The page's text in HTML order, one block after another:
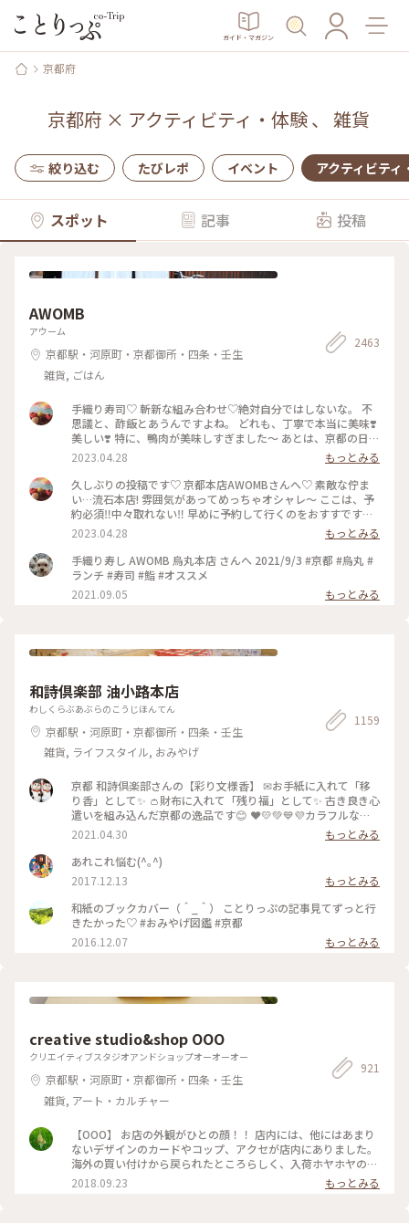
ガイド・マガジン
京都府
京都府 × アクティビティ・体験、 雑貨
絞り込む たびレポ イベント アクティビティ
スポット 記事 投稿
AWOMB
アウーム
京都駅・河原町・京都御所・四条・壬生
雑貨, ごはん
2463
手織り寿司♡ 斬新な組み合わせ♡絶対自分ではしないな。 不
思議と、酢飯とあうんですよね。 どれも、丁寧で本当に美味❣️
美しい❣️ 特に、鴨肉が美味しすぎました〜 あとは、京都の日本
酒🍶♡ 素敵時間でした〜 #わたしのことりっぷ旅 #AWOMB #
京都 #烏丸本店 #手織り寿司
2023.04.28
もっとみる
久しぶりの投稿です♡ 京都本店AWOMBさんへ♡ 素敵な佇ま
い…流石本店! 雰囲気があってめっちゃオシャレ〜 ここは、予
約必須‼︎中々取れない‼︎ 早めに予約して行くのをおすすです♡
GW人すごそうですね… #京都 #AWOMB #烏丸本店 #手織り寿
司
2023.04.28
もっとみる
手織り寿し AWOMB 烏丸本店 さんへ 2021/9/3 #京都 #烏丸 #
ランチ #寿司 #鮨 #オススメ
2021.09.05
もっとみる
和詩倶楽部 油小路本店
わしくらぶあぶらのこうじほんてん
京都駅・河原町・京都御所・四条・壬生
雑貨, ライフスタイル, おみやげ
1159
京都 和詩倶楽部さんの【彩り文様香】 ✉お手紙に入れて「移
り香」として✨ 👛財布に入れて「残り福」として✨ 古き良き心
遣いを組み込んだ京都の逸品です😊 ❤️💛💚💙💜カラフルな可
愛い「京もの」 持ってるだけで幸せな気持ちになりますよ〜(*
´ᵕ`*) ❁❀✿✾🤍香りは 白檀🤍❁❀✿✾ 伝統文様の説明は写真5
枚目を見てくださいね✨ * 白檀はふくよかで優美さを兼ね備え
高貴な心打つ香りがします(*´˘`*)♡♡♡ 大好きな香りです(｡･
ω･｡)❁。🌼.*･ﾟ .ﾟ･*. * 古代より人の心を捉え 和らげてきた香
り。 お寺にいるような落ち着いた気持ちになります😌 * 今日
で4月も最終日。 過ぎ行く春を名残惜しみ 桜のお香をたきまし
た･:*:･(*´ｴ｀*)･:*:･ 🌸桜だけど 白檀の香りです😆 🐱にゃんこ
のお香立てを見せたかったの〜😜 * 我慢がまんの連休ですが
ども教えていただきました〜😍 Webショップでも買えます
⤵︎ ︎下のスポットから ことりっぷさんの記事がご覧になれます
よ😊 * #花を愉しむ #ことりっぷ京都 #京都 #和紙 #彩り文様香
#包み香 #和詩倶楽部 #わしくらぶ #お土産 #おみやげ #おみや
げ図鑑 #お香 #白檀 #和紙 #こもりっぷ仙台 #カメラ #カメラ初
2021.04.30
もっとみる
あれこれ悩む(^｡^)
2017.12.13
もっとみる
和紙のブックカバー（＾_＾） ことりっぷの記事見てずっと行
きたかった♡ #おみやげ図鑑 #京都
2016.12.07
もっとみる
creative studio&shop OOO
クリエイティブスタジオアンドショップオーオーオー
京都駅・河原町・京都御所・四条・壬生
雑貨, アート・カルチャー
921
【OOO】 お店の外観がひとの顔！！ 店内には、他にはあまり
ないデザインのカードやコップ、アクセが店内にありました。
海外の買い付けから戻られたところらしく、入荷ホヤホヤの物
も教えてもらいました。 今回、DIYキット目当てで来店したこ
とを伝えたら、店の奥からもいろいろ出して下さいました！ #
2018.09.23 もっとみる